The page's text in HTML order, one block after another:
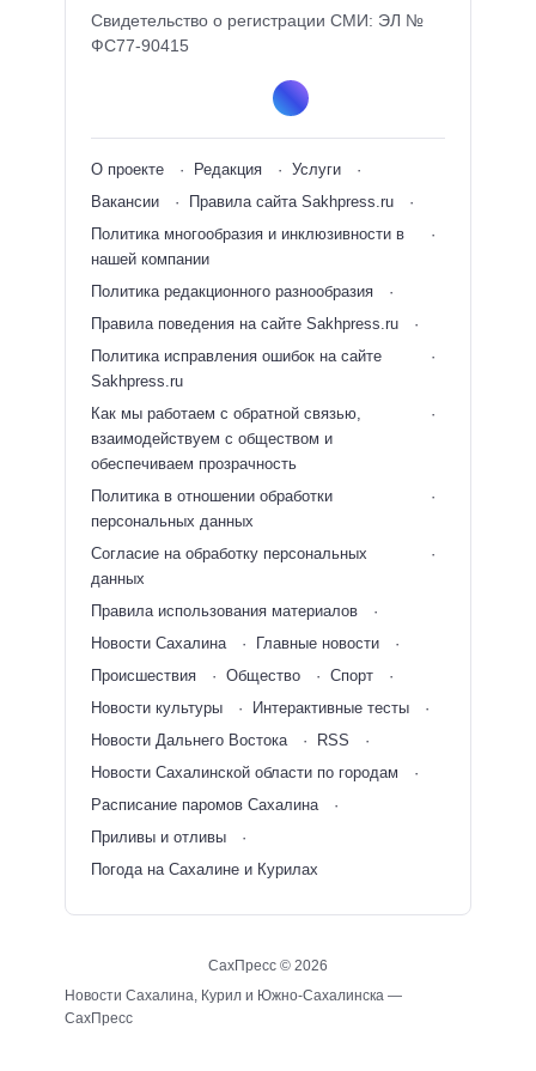
Свидетельство о регистрации СМИ: ЭЛ №
ФС77-90415
О проекте Редакция
Услуги
Вакансии
Правила сайта Sakhpress.ru
Политика многообразия и инклюзивности в
нашей компании
Политика редакционного разнообразия
Правила поведения на сайте Sakhpress.ru
Политика исправления ошибок на сайте
Sakhpress.ru
Как мы работаем с обратной связью,
взаимодействуем с обществом и
обеспечиваем прозрачность
Политика в отношении обработки
персональных данных
Согласие на обработку персональных
данных
Правила использования материалов
Новости Сахалина
Главные новости
Происшествия
Общество
Спорт
Новости культуры
Интерактивные тесты
Новости Дальнего Востока
RSS
Новости Сахалинской области по городам
Расписание паромов Сахалина
Приливы и отливы
Погода на Сахалине и Курилах
СахПресс © 2026
Новости Сахалина, Курил и Южно-Сахалинска —
СахПресс